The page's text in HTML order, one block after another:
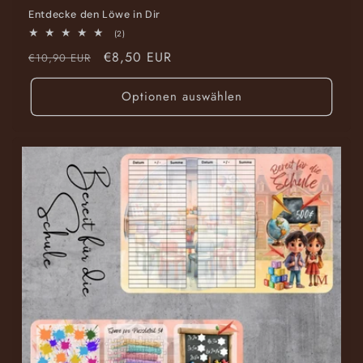
Entdecke den Löwe in Dir
(2)2
insgesamt
Normaler
Preis
€10,90 EUR Verkaufspreis
€8,50 EUR
Optionen auswählen